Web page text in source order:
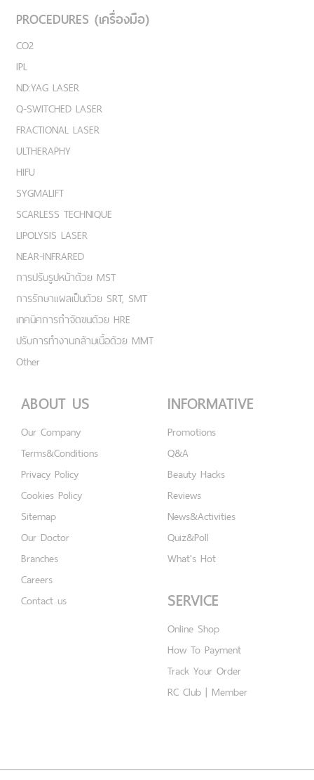
PROCEDURES (เครื่องมือ)
CO2
IPL
ND:YAG LASER
Q-SWITCHED LASER
FRACTIONAL LASER
ULTHERAPHY
HIFU
SYGMALIFT
SCARLESS TECHNIQUE
LIPOLYSIS LASER
NEAR-INFRARED
การปรับรูปหน้าด้วย MST
การรักษาแผลเป็นด้วย SRT, SMT
เทคนิคการกำจัดขนด้วย HRE
ปรับการทำงานกล้ามเนื้อด้วย MMT
Other
ABOUT US
Our Company
Terms&Conditions
Privacy Policy
Cookies Policy
Sitemap
Our Doctor
Branches
Careers
Contact us
INFORMATIVE
Promotions
Q&A
Beauty Hacks
Reviews
News&Activities
Quiz&Poll
What's Hot
SERVICE
Online Shop
How To Payment
Track Your Order
RC Club | Member